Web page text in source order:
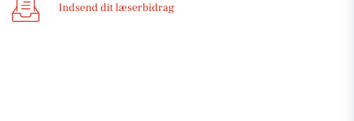
Indsend dit læserbidrag